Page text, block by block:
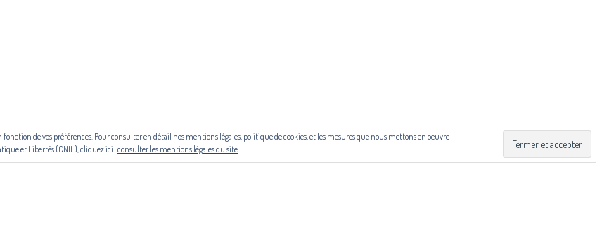
© Copyright 2024. Tous droits réservés
de vos préférences. Pour consulter en détail nos mentions légales, politique de cookies, et les mesures que nous mettons en oeuvre
et Libertés (CNIL), cliquez ici :consulter les mentions légales du site